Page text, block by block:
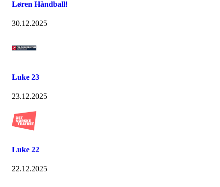
Løren Håndball!
30.12.2025
Luke 23
23.12.2025
Luke 22
22.12.2025